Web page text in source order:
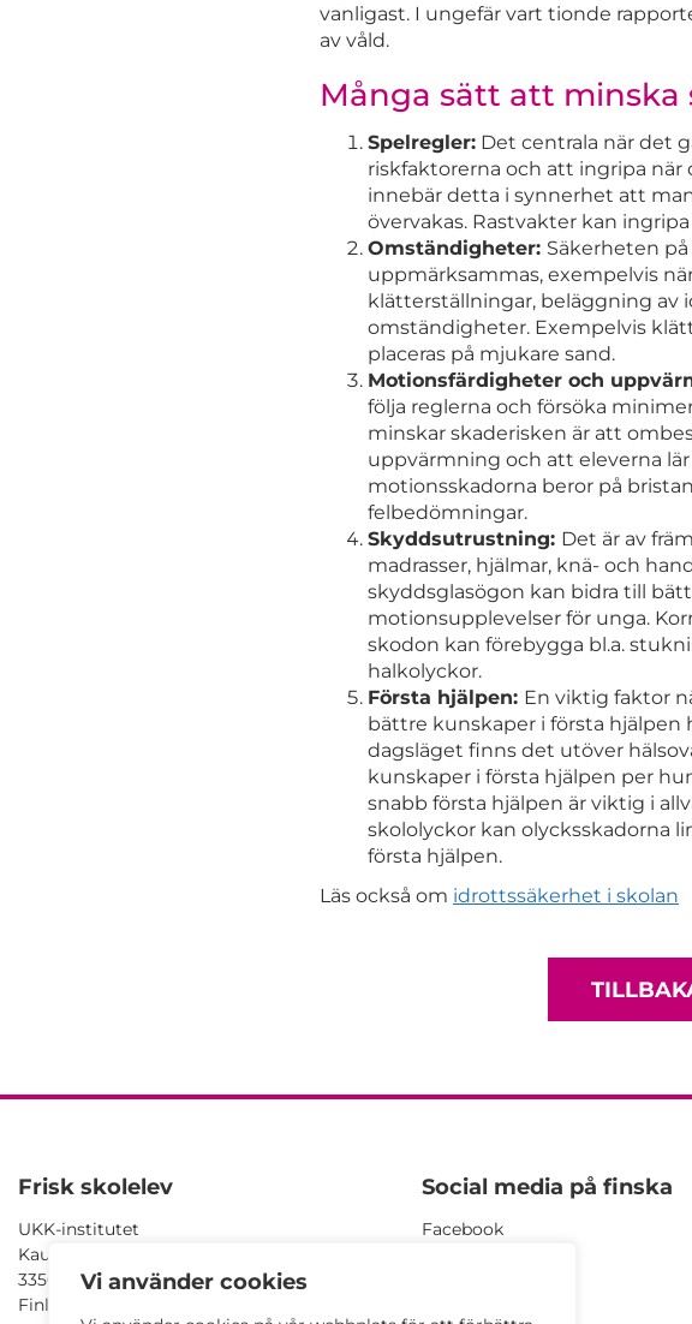
Vi använder cookies
vanligast. I ungefär vart tionde
av våld.
Många sätt att minska
Spelregler: Det centrala när det
riskfaktorerna och att ingripa
innebär detta i synnerhet att
övervakas. Rastvakter kan
Omständigheter: Säkerheten
uppmärksammas, exempelvis
klätterställningar, beläggning av
omständigheter. Exempelvis
placeras på mjukare sand.
Motionsfärdigheter och
följa reglerna och försöka
minskar skaderisken är att
uppvärmning och att eleverna
motionsskadorna beror på
felbedömningar.
Skyddsutrustning: Det är av
madrasser, hjälmar, knä- och
skyddsglasögon kan bidra till
motionsupplevelser för unga.
skodon kan förebygga bl.a.
halkolyckor.
Första hjälpen: En viktig faktor
bättre kunskaper i första hjälpen
dagsläget finns det utöver
kunskaper i första hjälpen per
snabb första hjälpen är viktig i
skololyckor kan olycksskadorna
första hjälpen.
Läs också om idrottssäkerhet i skolan
Frisk skolelev
UKK-institutet
Kaupinpuistonkatu 1
33500 Tampere
Finland
Social media på finska
Facebook